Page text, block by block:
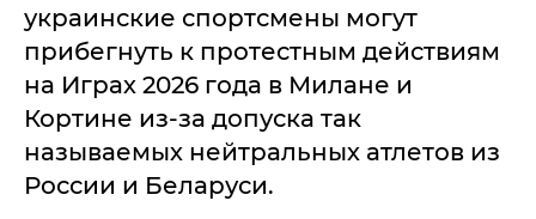
украинские спортсмены могут
прибегнуть к протестным действиям
на Играх 2026 года в Милане и
Кортине из-за допуска так
называемых нейтральных атлетов из
России и Беларуси.